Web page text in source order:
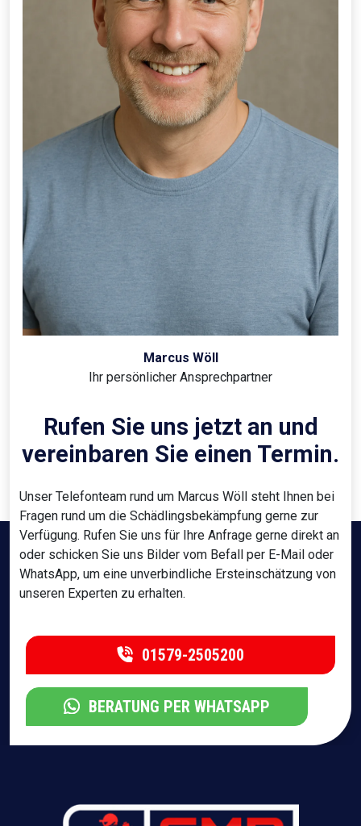
Marcus Wöll
Ihr persönlicher Ansprechpartner
Rufen Sie uns jetzt an und
vereinbaren Sie einen Termin.
Unser Telefonteam rund um Marcus Wöll steht Ihnen bei
Fragen rund um die Schädlingsbekämpfung gerne zur
Verfügung. Rufen Sie uns für Ihre Anfrage gerne direkt an
oder schicken Sie uns Bilder vom Befall per E-Mail oder
WhatsApp, um eine unverbindliche Ersteinschätzung von
unseren Experten zu erhalten.
01579-2505200
BERATUNG PER WHATSAPP